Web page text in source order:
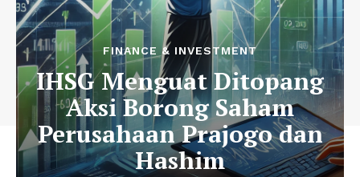
FINANCE & INVESTMENT
IHSG Menguat Ditopang
Aksi Borong Saham
Perusahaan Prajogo dan
Hashim